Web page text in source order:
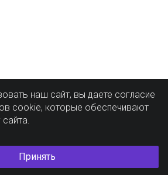
наш сайт, вы даете согласие
cookie, которые обеспечивают
Принять